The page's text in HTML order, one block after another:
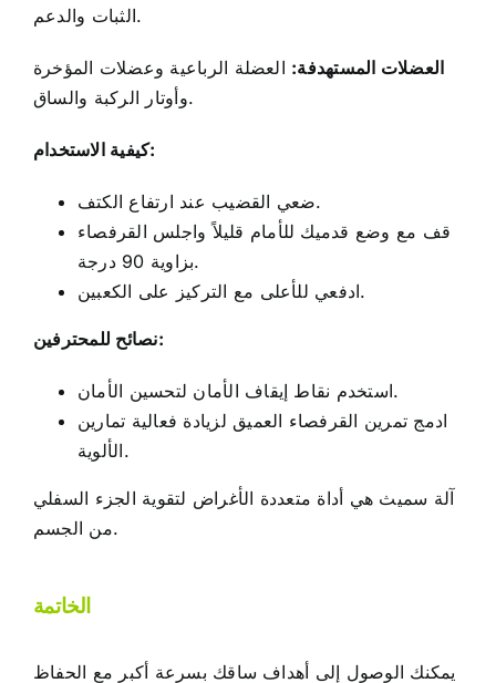
الثبات والدعم.
العضلات المستهدفة: العضلة الرباعية وعضلات المؤخرة
وأوتار الركبة والساق.
كيفية الاستخدام:
ضعي القضيب عند ارتفاع الكتف.
قف مع وضع قدميك للأمام قليلاً واجلس القرفصاء
بزاوية 90 درجة.
ادفعي للأعلى مع التركيز على الكعبين.
نصائح للمحترفين:
استخدم نقاط إيقاف الأمان لتحسين الأمان.
ادمج تمرين القرفصاء العميق لزيادة فعالية تمارين
الألوية.
آلة سميث هي أداة متعددة الأغراض لتقوية الجزء السفلي
من الجسم.
الخاتمة
يمكنك الوصول إلى أهداف ساقك بسرعة أكبر مع الحفاظ